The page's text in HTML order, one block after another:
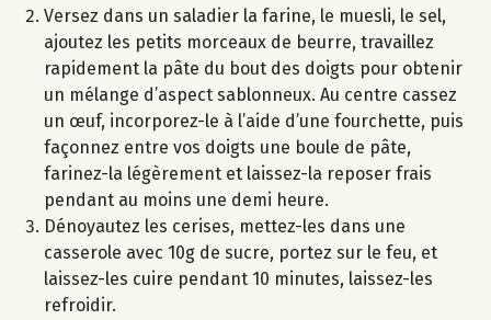
Versez dans un saladier la farine, le muesli, le sel,
ajoutez les petits morceaux de beurre, travaillez
rapidement la pâte du bout des doigts pour obtenir
un mélange d’aspect sablonneux. Au centre cassez
un œuf, incorporez-le à l’aide d’une fourchette, puis
façonnez entre vos doigts une boule de pâte,
farinez-la légèrement et laissez-la reposer frais
pendant au moins une demi heure.
Dénoyautez les cerises, mettez-les dans une
casserole avec 10g de sucre, portez sur le feu, et
laissez-les cuire pendant 10 minutes, laissez-les
refroidir.